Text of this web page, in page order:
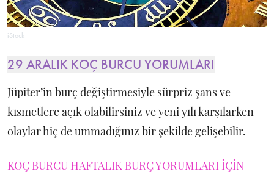
iStock
29 ARALIK KOÇ BURCU YORUMLARI
Jüpiter’in burç değiştirmesiyle sürpriz şans ve
kısmetlere açık olabilirsiniz ve yeni yılı karşılarken
olaylar hiç de ummadığınız bir şekilde gelişebilir.
KOÇ BURCU HAFTALIK BURÇ YORUMLARI İÇİN